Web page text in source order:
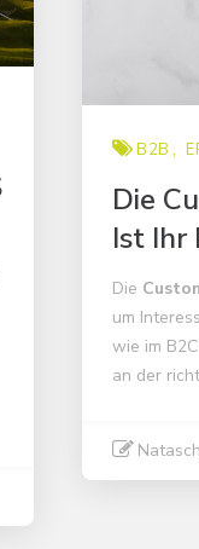
B2B
Die
Ist
Die
um
wie im
an der